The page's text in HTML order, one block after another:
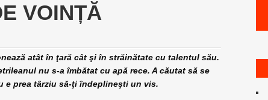
VOINȚĂ
atât în ţară cât şi în străinătate cu talentul său.
nu s-a îmbătat cu apă rece. A căutat să se
e prea târziu să-ţi îndeplineşti un vis.